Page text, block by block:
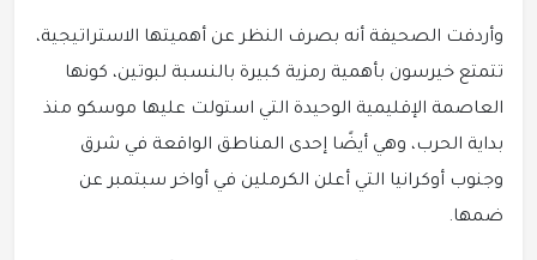
وأردفت الصحيفة أنه بصرف النظر عن أهميتها الاستراتيجية،
تتمتع خيرسون بأهمية رمزية كبيرة بالنسبة لبوتين، كونها
العاصمة الإقليمية الوحيدة التي استولت عليها موسكو منذ
بداية الحرب، وهي أيضًا إحدى المناطق الواقعة في شرق
وجنوب أوكرانيا التي أعلن الكرملين في أواخر سبتمبر عن
ضمها.